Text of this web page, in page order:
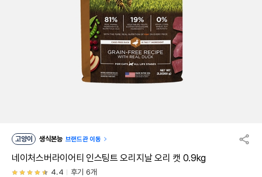
고양이 생식본능 브랜드관 이동
네이처스버라이어티 인스팅트 오리지날 오리 캣 0.9kg
4.4 후기 6개